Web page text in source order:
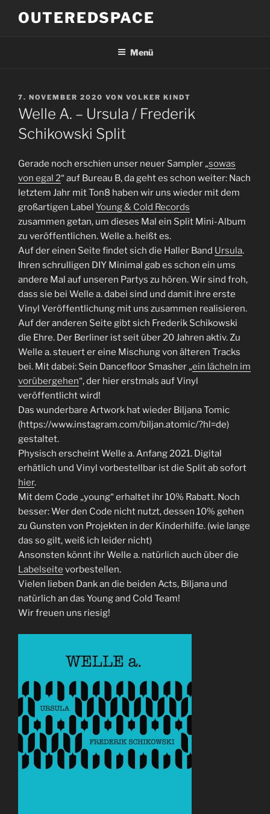
InhaltOUTEREDSPACE
Menü
VERÖFFENTLICHT
AM
7. NOVEMBER 2020 VON VOLKER KINDT
Welle A. – Ursula / Frederik
Schikowski Split
Gerade noch erschien unser neuer Sampler „sowas
von egal 2“ auf Bureau B, da geht es schon weiter: Nach
letztem Jahr mit Ton8 haben wir uns wieder mit dem
großartigen Label Young & Cold Records
zusammen getan, um dieses Mal ein Split Mini-Album
zu veröffentlichen. Welle a. heißt es.
Auf der einen Seite findet sich die Haller Band Ursula.
Ihren schrulligen DIY Minimal gab es schon ein ums
andere Mal auf unseren Partys zu hören. Wir sind froh,
dass sie bei Welle a. dabei sind und damit ihre erste
Vinyl Veröffentlichung mit uns zusammen realisieren.
Auf der anderen Seite gibt sich Frederik Schikowski
die Ehre. Der Berliner ist seit über 20 Jahren aktiv. Zu
Welle a. steuert er eine Mischung von älteren Tracks
bei. Mit dabei: Sein Dancefloor Smasher „ein lächeln im
vorübergehen“, der hier erstmals auf Vinyl
veröffentlicht wird!
Das wunderbare Artwork hat wieder Biljana Tomic
(https://www.instagram.com/biljan.atomic/?hl=de)
gestaltet.
Physisch erscheint Welle a. Anfang 2021. Digital
erhätlich und Vinyl vorbestellbar ist die Split ab sofort
hier.
Mit dem Code „young“ erhaltet ihr 10% Rabatt. Noch
besser: Wer den Code nicht nutzt, dessen 10% gehen
zu Gunsten von Projekten in der Kinderhilfe. (wie lange
das so gilt, weiß ich leider nicht)
Ansonsten könnt ihr Welle a. natürlich auch über die
Labelseite vorbestellen.
Vielen lieben Dank an die beiden Acts, Biljana und
natürlich an das Young and Cold Team!
Wir freuen uns riesig!